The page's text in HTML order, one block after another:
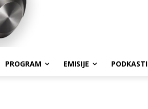
PROGRAM EMISIJE PODKASTI